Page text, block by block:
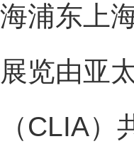
海浦东上
展览由亚
（CLIA）